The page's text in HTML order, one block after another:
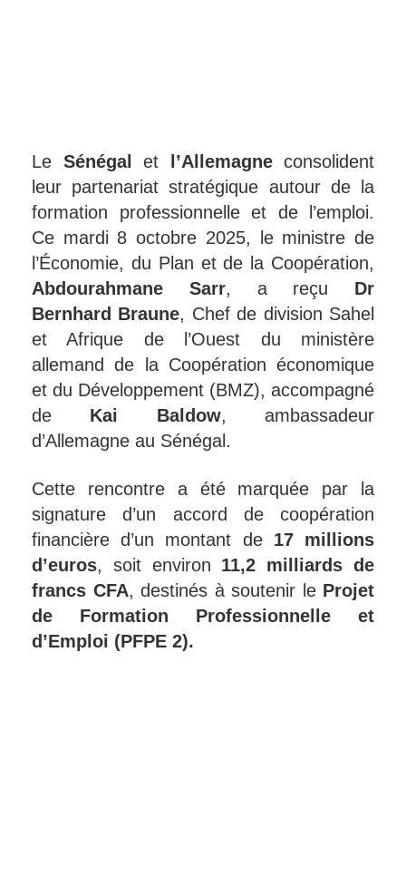
Le Sénégal et l’Allemagneconsolident
leur partenariat stratégique autour de la
formation professionnelle et de l’emploi.
Ce mardi 8 octobre 2025, le ministre de
l’Économie, du Plan et de la Coopération,
Abdourahmane Sarr, a reçu Dr
Bernhard Braune, Chef de division Sahel
et Afrique de l’Ouest du ministère
allemand de la Coopération économique
et du Développement (BMZ), accompagné
de Kai Baldow, ambassadeur
d’Allemagne au Sénégal.
Cette rencontre a été marquée par la
signature d’un accord de coopération
financière d’un montant de 17 millions
d’euros, soit environ 11,2 milliards de
francs CFA, destinés à soutenir le Projet
de Formation Professionnelle et
d’Emploi (PFPE 2).